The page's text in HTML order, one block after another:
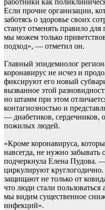
работники как
Если прочие организации,
заботясь о здоровье своих
станут отменять правило для
мы можем только
подход», — отметил он.
Главный эпидемиолог
коронавирус не исчез и
фиксируют его новый
вызванное этой
но штамм при этом
контагиозностью и
— диабетиков, сердечников,
пожилых людей.
«Кроме коронавируса,
навсегда, не нужно
подчеркнула Елена Пудова.
циркулируют
защищают не только от
что люди стали
мы видим существенное
инфекций».